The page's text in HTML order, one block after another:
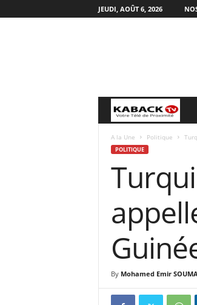
JEUDI, AOÛT 6, 2026
i
n
v
e
n
u
A la Une Politique
POLITIQUE
By Mohamed Emir